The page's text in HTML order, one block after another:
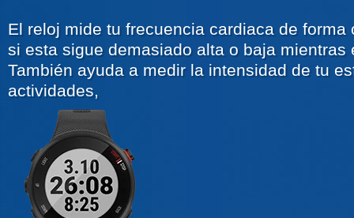
El reloj mide tu frecuencia cardiaca de forma
si esta sigue demasiado alta o baja mientras
También ayuda a medir la intensidad de tu
actividades,